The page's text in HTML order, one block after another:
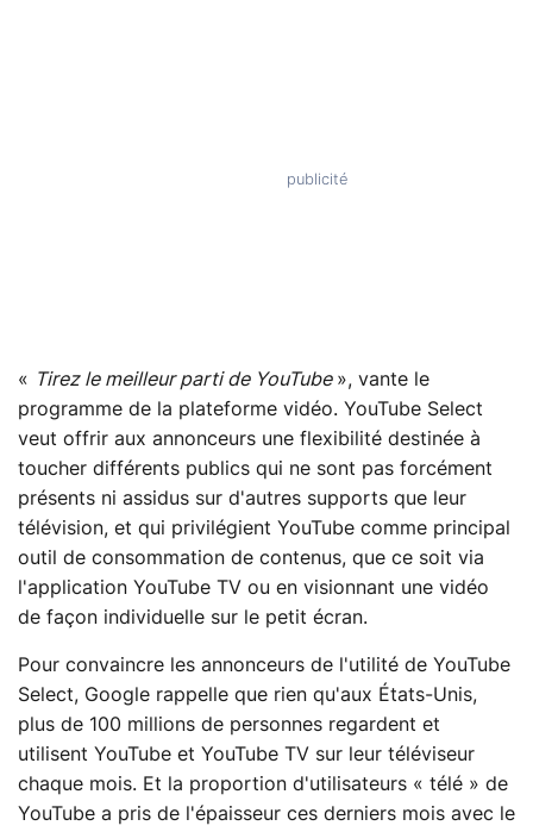
« Tirez le meilleur parti de YouTube », vante le
programme de la plateforme vidéo. YouTube Select
veut offrir aux annonceurs une flexibilité destinée à
toucher différents publics qui ne sont pas forcément
présents ni assidus sur d'autres supports que leur
télévision, et qui privilégient YouTube comme principal
outil de consommation de contenus, que ce soit via
l'application YouTube TV ou en visionnant une vidéo
de façon individuelle sur le petit écran.
Pour convaincre les annonceurs de l'utilité de YouTube
Select, Google rappelle que rien qu'aux États-Unis,
plus de 100 millions de personnes regardent et
utilisent YouTube et YouTube TV sur leur téléviseur
chaque mois. Et la proportion d'utilisateurs « télé » de
YouTube a pris de l'épaisseur ces derniers mois avec le